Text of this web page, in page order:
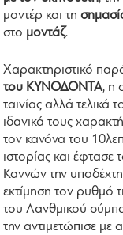
μοντέρ και τη
στο μοντάζ.
Χαρακτηριστικό
του ΚΥΝΟΔΟΝΤΑ, η
ταινίας αλλά τελικά
ιδανικά τους
τον κανόνα του
ιστορίας και έφτασε
Καννών την
εκτίμηση τον ρυθμό
του Λανθμικού
την αντιμετώπισε